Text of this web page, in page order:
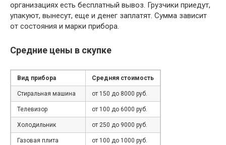
организациях есть бесплатный вывоз. Грузчики приедут,
упакуют, вынесут, еще и денег заплатят. Сумма зависит
от состояния и марки прибора.
Средние цены в скупке
Вид прибора Средняя стоимость
Стиральная машина от 150 до 8000 руб.
Телевизор от 100 до 6000 руб.
Холодильник от 250 до 9000 руб.
Газовая плита от 100 до 1000 руб.